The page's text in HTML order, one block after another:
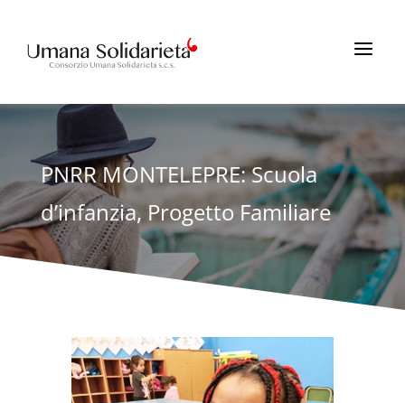
a
PNRR MONTELEPRE: Scuola
d’infanzia, Progetto Familiare